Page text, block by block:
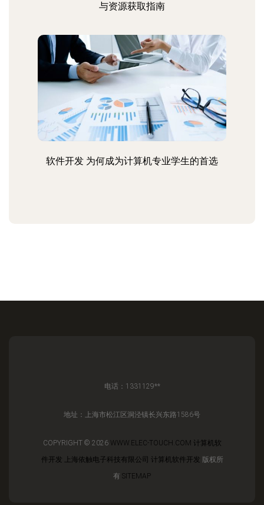
与资源获取指南
软件开发 为何成为计算机专业学生的首选
电话：1331129**
地址：上海市松江区洞泾镇长兴东路1586号
COPYRIGHT © 2026 WWW.ELEC-TOUCH.COM 计算机软
件开发
上海依触电子科技有限公司 计算机软件开发 版权所
有 SITEMAP